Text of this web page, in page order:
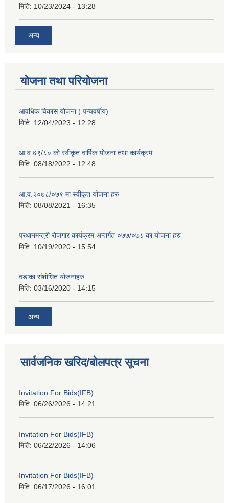
मिति: 10/23/2024 - 13:28
अन्य
योजना तथा परियोजना
आवधिक विकास योजना ( पन्चवर्षीय)
मिति: 12/04/2023 - 12:28
आ व ७९/८० को स्वीकृत वार्षिक योजना तथा कार्यक्रम
मिति: 08/18/2022 - 12:48
आ.व.२०७८/०७९ मा स्वीकृत योजना हरु
मिति: 08/08/2021 - 16:35
प्रधानमन्त्री रोजगार कार्यक्रम अन्तर्गत ०७७/०७८ का योजना हरु
मिति: 10/19/2020 - 15:54
वडाका संशोधित योजनाहरु
मिति: 03/16/2020 - 14:15
अन्य
सार्वजनिक खरिद/बोलपत्र सूचना
Invitation For Bids(IFB)
मिति: 06/26/2026 - 14:21
Invitation For Bids(IFB)
मिति: 06/22/2026 - 14:06
Invitation For Bids(IFB)
मिति: 06/17/2026 - 16:01